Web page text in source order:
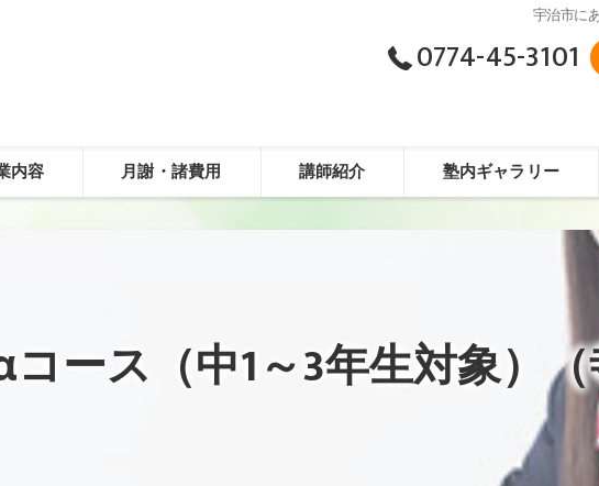
宇治市に
0774-45-3101
内容 月謝・諸費用 講師紹介 塾内ギャラリー
ース（中1～3年生対象）